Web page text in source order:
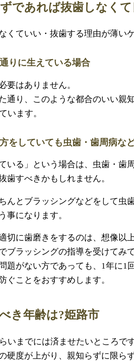
であれば抜歯しなく
くていい・抜歯する理由が薄い
りに生えている場合
要はありません。
通り、このような都合のいい親
います。
をしていても虫歯・歯周病な
いる」という場合は、虫歯・歯
歯すべきかもしれません。
んとブラッシングなどをして虫
事になります。
切に歯磨きをするのは、想像以
ブラッシングの指導を受けてみ
題がない方であっても、1年に1
ぐことをおすすめします。
き年齢は?姫路市
いまでには済ませたいところです
硬度が上がり、親知らずに限ら